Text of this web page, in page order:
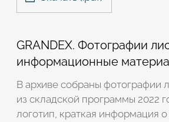
GRANDEX. Фотографии
информационные
В архиве собраны фотографии
из складской программы 2022
логотип, краткая информация